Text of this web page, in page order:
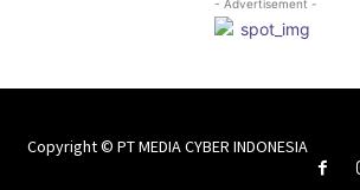
- Advertisement -
Copyright © PT MEDIA CYBER INDONESIA